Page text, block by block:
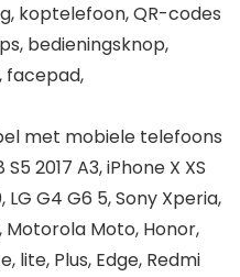
koptelefoon, QR-codes
bedieningsknop,
facepad,
met mobiele telefoons
2017 A3, iPhone X XS
LG G4 G6 5, Sony Xperia,
Motorola Moto, Honor,
lite, Plus, Edge, Redmi